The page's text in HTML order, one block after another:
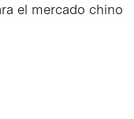
el mercado chino